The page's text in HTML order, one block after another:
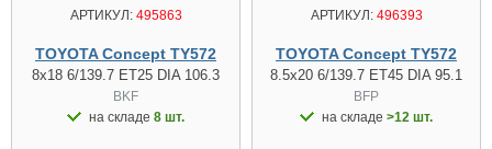
АРТИКУЛ:495863
TOYOTA Concept TY572
8x18 6/139.7 ET25 DIA 106.3
BKF
на складе 8 шт.
АРТИКУЛ:496393
TOYOTA Concept TY572
8.5x20 6/139.7 ET45 DIA 95.1
BFP
на складе >12 шт.